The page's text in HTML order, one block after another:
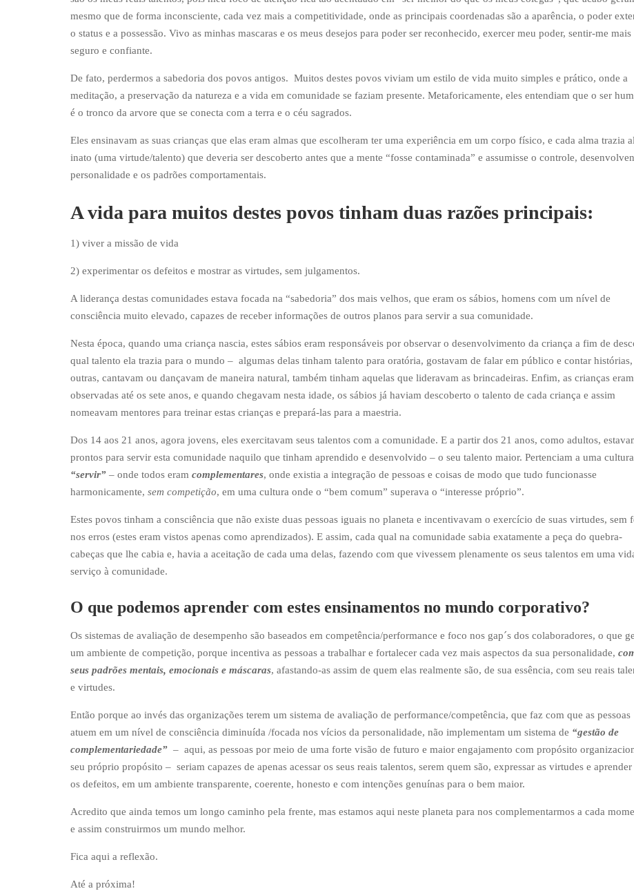
mesmo que de forma inconsciente, cada vez mais a competitividade, onde as principais coordenadas são a aparência, o poder
o status e a possessão. Vivo as minhas mascaras e os meus desejos para poder ser reconhecido, exercer meu poder, sentir-me mais
seguro e confiante.
De fato, perdermos a sabedoria dos povos antigos. Muitos destes povos viviam um estilo de vida muito simples e prático, onde a
meditação, a preservação da natureza e a vida em comunidade se faziam presente. Metaforicamente, eles entendiam que o ser
é o tronco da arvore que se conecta com a terra e o céu sagrados.
Eles ensinavam as suas crianças que elas eram almas que escolheram ter uma experiência em um corpo físico, e cada alma trazia
inato (uma virtude/talento) que deveria ser descoberto antes que a mente “fosse contaminada” e assumisse o controle,
personalidade e os padrões comportamentais.
A vida para muitos destes povos tinham duas razões principais:
1) viver a missão de vida
2) experimentar os defeitos e mostrar as virtudes, sem julgamentos.
A liderança destas comunidades estava focada na “sabedoria” dos mais velhos, que eram os sábios, homens com um nível de
consciência muito elevado, capazes de receber informações de outros planos para servir a sua comunidade.
Nesta época, quando uma criança nascia, estes sábios eram responsáveis por observar o desenvolvimento da criança a fim de
qual talento ela trazia para o mundo – algumas delas tinham talento para oratória, gostavam de falar em público e contar histórias,
outras, cantavam ou dançavam de maneira natural, também tinham aquelas que lideravam as brincadeiras. Enfim, as crianças eram
observadas até os sete anos, e quando chegavam nesta idade, os sábios já haviam descoberto o talento de cada criança e assim
nomeavam mentores para treinar estas crianças e prepará-las para a maestria.
Dos 14 aos 21 anos, agora jovens, eles exercitavam seus talentos com a comunidade. E a partir dos 21 anos, como adultos,
prontos para servir esta comunidade naquilo que tinham aprendido e desenvolvido – o seu talento maior. Pertenciam a uma
“servir” – onde todos eram complementares, onde existia a integração de pessoas e coisas de modo que tudo funcionasse
harmonicamente, sem competição, em uma cultura onde o “bem comum” superava o “interesse próprio”.
Estes povos tinham a consciência que não existe duas pessoas iguais no planeta e incentivavam o exercício de suas virtudes, sem
nos erros (estes eram vistos apenas como aprendizados). E assim, cada qual na comunidade sabia exatamente a peça do quebra-
cabeças que lhe cabia e, havia a aceitação de cada uma delas, fazendo com que vivessem plenamente os seus talentos em uma
serviço à comunidade.
O que podemos aprender com estes ensinamentos no mundo corporativo?
Os sistemas de avaliação de desempenho são baseados em competência/performance e foco nos gap´s dos colaboradores, o que
um ambiente de competição, porque incentiva as pessoas a trabalhar e fortalecer cada vez mais aspectos da sua personalidade,
seus padrões mentais, emocionais e máscaras, afastando-as assim de quem elas realmente são, de sua essência, com seu reais
e virtudes.
Então porque ao invés das organizações terem um sistema de avaliação de performance/competência, que faz com que as pessoas
atuem em um nível de consciência diminuída /focada nos vícios da personalidade, não implementam um sistema de “gestão de
complementariedade” – aqui, as pessoas por meio de uma forte visão de futuro e maior engajamento com propósito
seu próprio propósito – seriam capazes de apenas acessar os seus reais talentos, serem quem são, expressar as virtudes e
os defeitos, em um ambiente transparente, coerente, honesto e com intenções genuínas para o bem maior.
Acredito que ainda temos um longo caminho pela frente, mas estamos aqui neste planeta para nos complementarmos a cada
e assim construirmos um mundo melhor.
Fica aqui a reflexão.
Até a próxima!